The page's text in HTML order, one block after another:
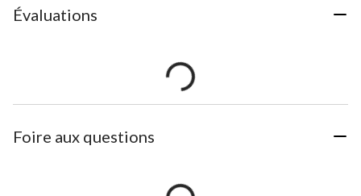
Évaluations
Foire aux questions